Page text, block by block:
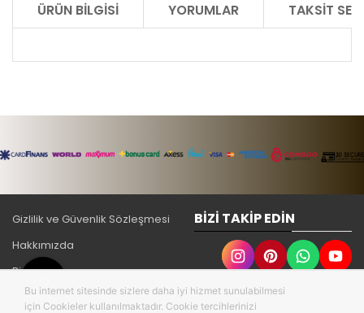
ÜRÜN BILGISI YORUMLAR TAKSIT
Gizlilik ve Güvenlik Sözleşmesi
Hakkımızda
Bize Ulaşın
İade ve Değişim
BIZI TAKIP EDIN
Bu internet sitesinde sizlere daha iyi hizmet sunulabilmesi
için Cookieler kullanılmaktadır. Cookie tercihlerinizi